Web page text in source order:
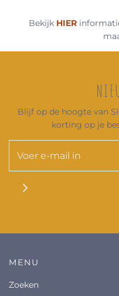
Bekijk HIER
Blijf op de hoogte van
korting op je
MENU
Zoeken